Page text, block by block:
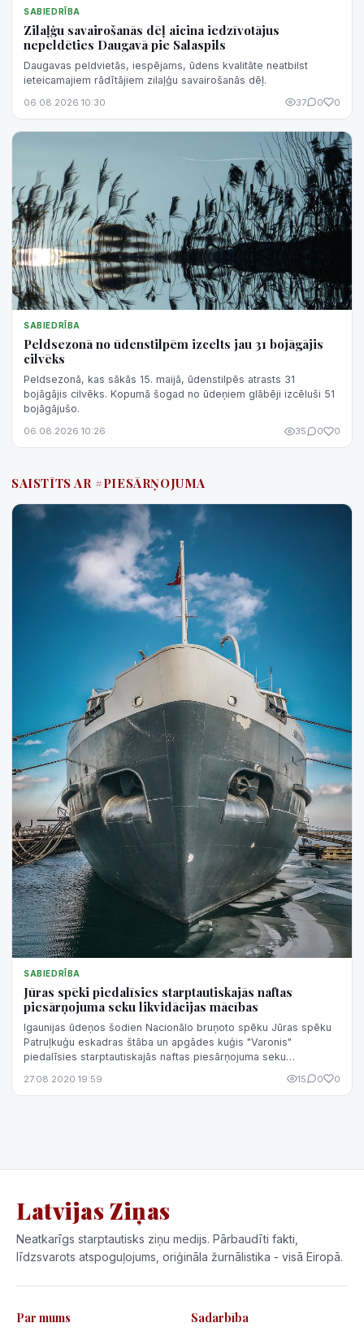
SABIEDRĪBA
Zilaļģu savairošanās dēļ aicina iedzīvotājus
nepeldēties Daugavā pie Salaspils
Daugavas peldvietās, iespējams, ūdens kvalitāte neatbilst
ieteicamajiem rādītājiem zilaļģu savairošanās dēļ.
06.08.2026 10:30 37 0 0
SABIEDRĪBA
Peldsezonā no ūdenstilpēm izcelts jau 31 bojāgājis
cilvēks
Peldsezonā, kas sākās 15. maijā, ūdenstilpēs atrasts 31
bojāgājis cilvēks. Kopumā šogad no ūdeņiem glābēji izcēluši 51
bojāgājušo.
06.08.2026 10:26 35 0 0
SAISTĪTS AR #PIESĀRŅOJUMA
SABIEDRĪBA
Jūras spēki piedalīsies starptautiskajās naftas
piesārņojuma seku likvidācijas mācības
Igaunijas ūdeņos šodien Nacionālo bruņoto spēku Jūras spēku
Patruļkuģu eskadras štāba un apgādes kuģis "Varonis"
piedalīsies starptautiskajās naftas piesārņojuma seku
27.08.2020 19:59 15 0 0
Latvijas Ziņas
Neatkarīgs starptautisks ziņu medijs. Pārbaudīti fakti,
līdzsvarots atspoguļojums, oriģināla žurnālistika - visā Eiropā.
Par mums Sadarbība